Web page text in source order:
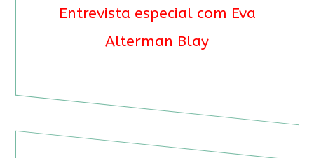
Entrevista especial com Eva
Alterman Blay